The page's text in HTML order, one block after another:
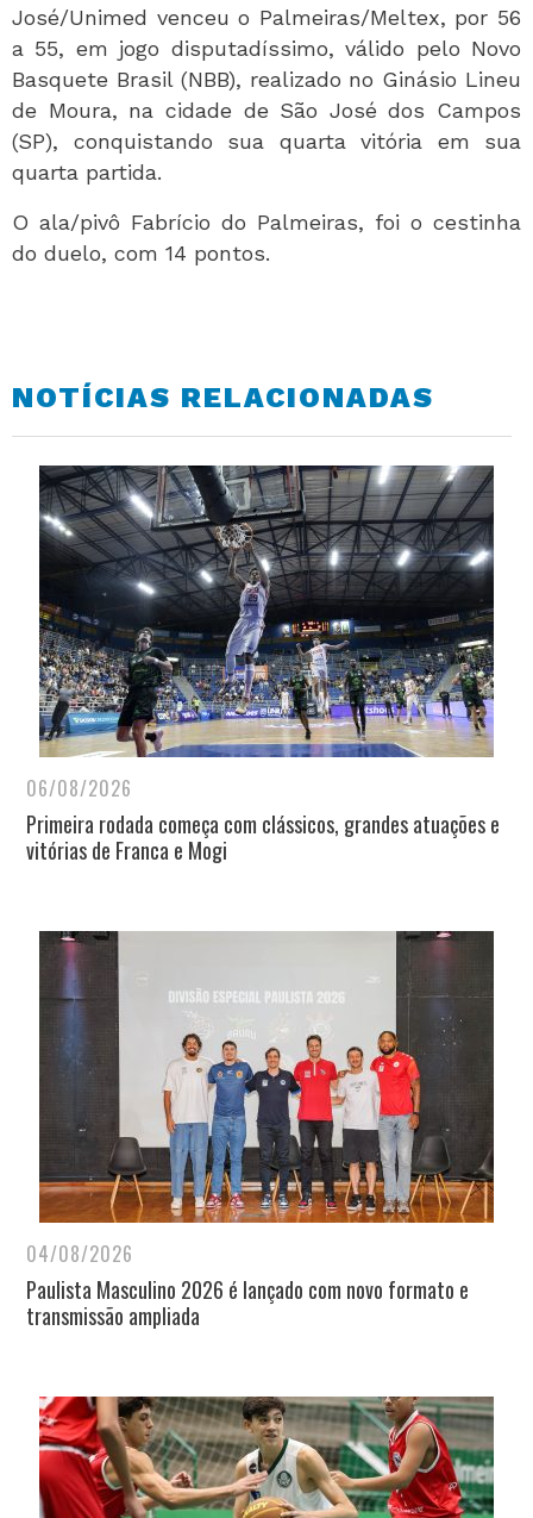
José/Unimed venceu o Palmeiras/Meltex, por 56
a 55, em jogo disputadíssimo, válido pelo Novo
Basquete Brasil (NBB), realizado no Ginásio Lineu
de Moura, na cidade de São José dos Campos
(SP), conquistando sua quarta vitória em sua
quarta partida.
O ala/pivô Fabrício do Palmeiras, foi o cestinha
do duelo, com 14 pontos.
NOTÍCIAS RELACIONADAS
06/08/2026
Primeira rodada começa com clássicos, grandes atuações e
vitórias de Franca e Mogi
04/08/2026
Paulista Masculino 2026 é lançado com novo formato e
transmissão ampliada